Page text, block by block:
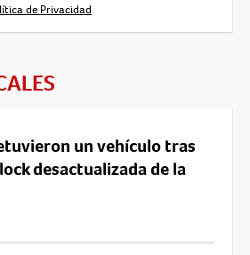
de Privacidad
un vehículo tras
desactualizada de la